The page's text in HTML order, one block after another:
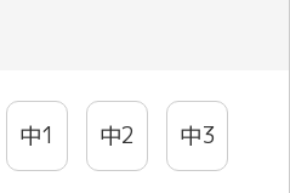
中1 中2 中3